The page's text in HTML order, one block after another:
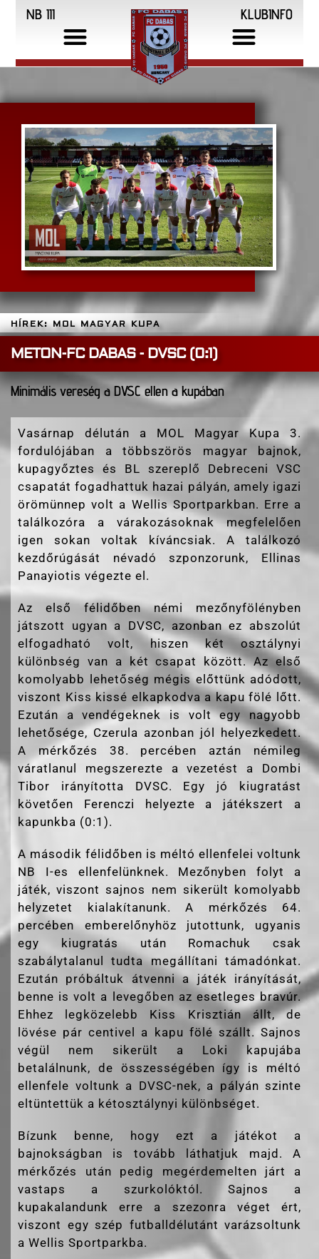
NB III KLUBINFO
HÍREK: MOL MAGYAR KUPA
METON-FC DABAS - DVSC (0:1)
Minimális vereség a DVSC ellen a kupában
Vasárnap délután a MOL Magyar Kupa 3.
fordulójában a többszörös magyar bajnok,
kupagyőztes és BL szereplő Debreceni VSC
csapatát fogadhattuk hazai pályán, amely igazi
örömünnep volt a Wellis Sportparkban. Erre a
találkozóra a várakozásoknak megfelelően
igen sokan voltak kíváncsiak. A találkozó
kezdőrúgását névadó szponzorunk, Ellinas
Panayiotis végezte el.
Az első félidőben némi mezőnyfölényben
játszott ugyan a DVSC, azonban ez abszolút
elfogadható volt, hiszen két osztálynyi
különbség van a két csapat között. Az első
komolyabb lehetőség mégis előttünk adódott,
viszont Kiss kissé elkapkodva a kapu fölé lőtt.
Ezután a vendégeknek is volt egy nagyobb
lehetősége, Czerula azonban jól helyezkedett.
A mérkőzés 38. percében aztán némileg
váratlanul megszerezte a vezetést a Dombi
Tibor irányította DVSC. Egy jó kiugratást
követően Ferenczi helyezte a játékszert a
kapunkba (0:1).
A második félidőben is méltó ellenfelei voltunk
NB I-es ellenfelünknek. Mezőnyben folyt a
játék, viszont sajnos nem sikerült komolyabb
helyzetet kialakítanunk. A mérkőzés 64.
percében emberelőnyhöz jutottunk, ugyanis
egy kiugratás után Romachuk csak
szabálytalanul tudta megállítani támadónkat.
Ezután próbáltuk átvenni a játék irányítását,
benne is volt a levegőben az esetleges bravúr.
Ehhez legközelebb Kiss Krisztián állt, de
lövése pár centivel a kapu fölé szállt. Sajnos
végül nem sikerült a Loki kapujába
betalálnunk, de összességében így is méltó
ellenfele voltunk a DVSC-nek, a pályán szinte
eltüntettük a kétosztálynyi különbséget.
Bízunk benne, hogy ezt a játékot a
bajnokságban is tovább láthatjuk majd. A
mérkőzés után pedig megérdemelten járt a
vastaps a szurkolóktól. Sajnos a
kupakalandunk erre a szezonra véget ért,
viszont egy szép futballdélutánt varázsoltunk
a Wellis Sportparkba.